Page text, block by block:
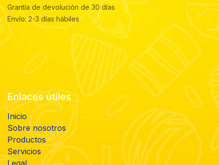
Grantía de devolución de 30 días
Envío: 2-3 días hábiles
Enlaces útiles
Inicio
Sobre nosotros
Productos
Servicios
Legal